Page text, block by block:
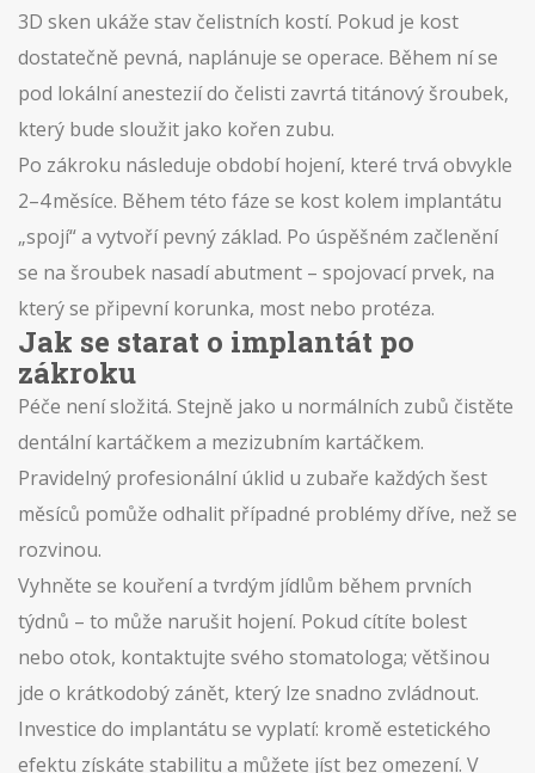
3D sken ukáže stav čelistních kostí. Pokud je kost
dostatečně pevná, naplánuje se operace. Během ní se
pod lokální anestezií do čelisti zavrtá titánový šroubek,
který bude sloužit jako kořen zubu.
Po zákroku následuje období hojení, které trvá obvykle
2–4 měsíce. Během této fáze se kost kolem implantátu
„spojí“ a vytvoří pevný základ. Po úspěšném začlenění
se na šroubek nasadí abutment – spojovací prvek, na
který se připevní korunka, most nebo protéza.
Jak se starat o implantát po
zákroku
Péče není složitá. Stejně jako u normálních zubů čistěte
dentální kartáčkem a mezizubním kartáčkem.
Pravidelný profesionální úklid u zubaře každých šest
měsíců pomůže odhalit případné problémy dříve, než se
rozvinou.
Vyhněte se kouření a tvrdým jídlům během prvních
týdnů – to může narušit hojení. Pokud cítíte bolest
nebo otok, kontaktujte svého stomatologa; většinou
jde o krátkodobý zánět, který lze snadno zvládnout.
Investice do implantátu se vyplatí: kromě estetického
efektu získáte stabilitu a můžete jíst bez omezení. V